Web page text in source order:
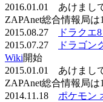
2016.01.01 あけまし
ZAPAnet総合情報局は
2015.08.27
ドラクエ
2015.07.27
ドラゴン
Wiki開始
2015.01.01 あけまし
ZAPAnet総合情報局は
2014.11.18 ポケモン